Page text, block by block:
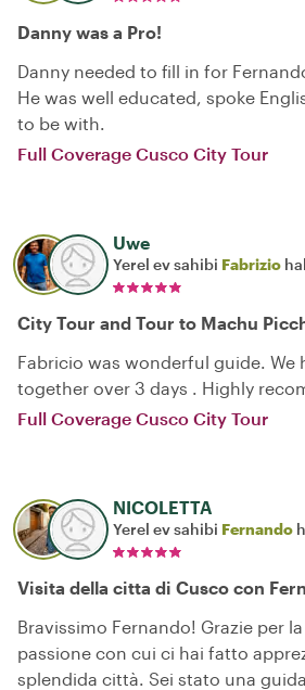
Danny was a Pro!
Danny needed to fill in for
He was well educated, spoke
to be with.
Full Coverage Cusco City Tour
Uwe
Yerel ev sahibi Fabrizio
City Tour and Tour to Machu
Fabricio was wonderful guide. We
together over 3 days . Highly
Full Coverage Cusco City Tour
NICOLETTA
Yerel ev sahibi Fernando
Visita della citta di Cusco con
Bravissimo Fernando! Grazie per
passione con cui ci hai fatto
splendida città. Sei stato una